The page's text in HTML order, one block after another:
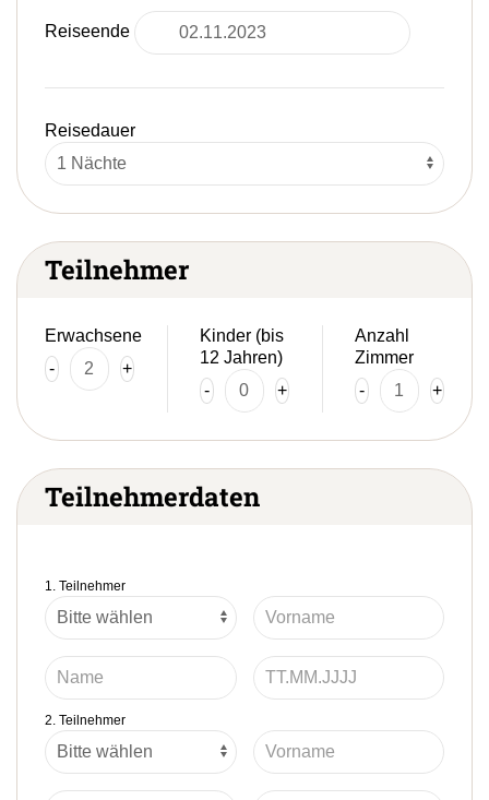
Reiseende
Reisedauer
Teilnehmer
Erwachsene
-
+
Kinder (bis
12 Jahren)
-
+
Anzahl
Zimmer
-
+
Teilnehmerdaten
1. Teilnehmer
2. Teilnehmer